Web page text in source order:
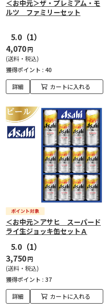
＜お中元＞ザ・プレミアム・モ
ルツ ファミリーセット
5.0 （1）
4,070円
(送料・税込)
獲得ポイント : 40
詳細 カートに入れる
＜お中元＞アサヒ スーパード
ライ生ジョッキ缶セットＡ
5.0 （1）
3,750円
(送料・税込)
獲得ポイント : 37
詳細 カートに入れる